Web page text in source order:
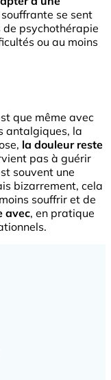
se sent
psychothérapie
ou au moins
que même avec
antalgiques, la
la douleur reste
pas à guérir
souvent une
bizarrement, cela
souffrir et de
avec, en pratique